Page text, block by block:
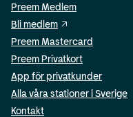
Preem Medlem
Bli medlem
Preem Mastercard
Preem Privatkort
App för privatkunder
Alla våra stationer i Sverige
Kontakt